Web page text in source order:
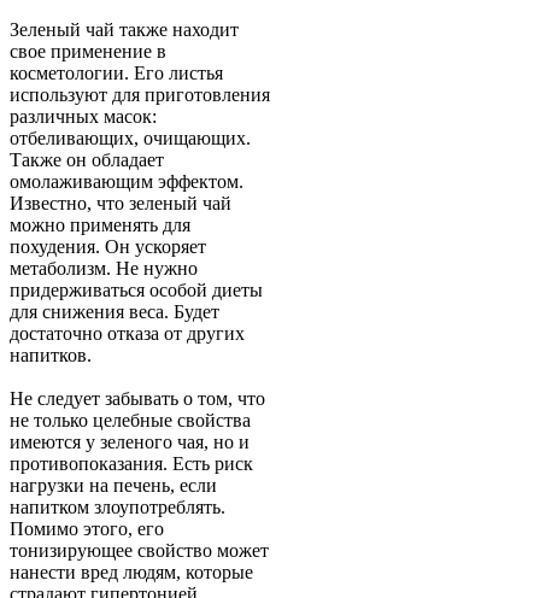
Зеленый чай также находит
свое применение в
косметологии. Его листья
используют для приготовления
различных масок:
отбеливающих, очищающих.
Также он обладает
омолаживающим эффектом.
Известно, что зеленый чай
можно применять для
похудения. Он ускоряет
метаболизм. Не нужно
придерживаться особой диеты
для снижения веса. Будет
достаточно отказа от других
напитков.
Не следует забывать о том, что
не только целебные свойства
имеются у зеленого чая, но и
противопоказания. Есть риск
нагрузки на печень, если
напитком злоупотреблять.
Помимо этого, его
тонизирующее свойство может
нанести вред людям, которые